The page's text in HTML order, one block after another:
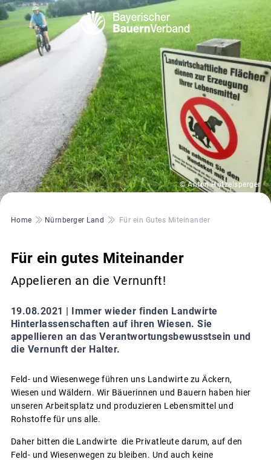
© Anton Hötzelsperger
Pfadnavigation
Home Nürnberger Land Für ein Gutes Miteinander
Für ein gutes Miteinander
Appelieren an die Vernunft!
19.08.2021 | Immer wieder finden Landwirte
Hinterlassenschaften auf ihren Wiesen. Sie
appellieren an das Verantwortungsbewusstsein und
die Vernunft der Halter.
Feld- und Wiesenwege führen uns Landwirte zu Äckern,
Wiesen und Wäldern. Wir Bäuerinnen und Bauern haben hier
unseren Arbeitsplatz und produzieren Lebensmittel und
Rohstoffe für uns alle.
Daher bitten die Landwirte die Privatleute darum, auf den
Feld- und Wiesenwegen zu bleiben. Und auch keine